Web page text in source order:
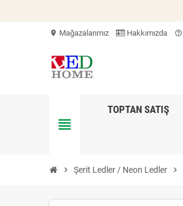
location_on Mağazalarımız Hakkımızda help_outline
view_headline
TOPTAN SATIŞ
chevron_right Şerit Ledler / Neon Ledler chevron_right